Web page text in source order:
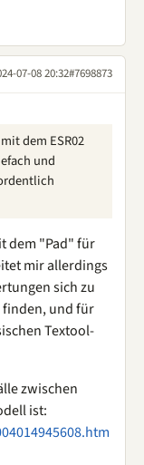
07-08 20:32#7698873
dem ESR02
und
dem "Pad" für
mir allerdings
sich zu
finden, und für
Textool-
zwischen
ist: